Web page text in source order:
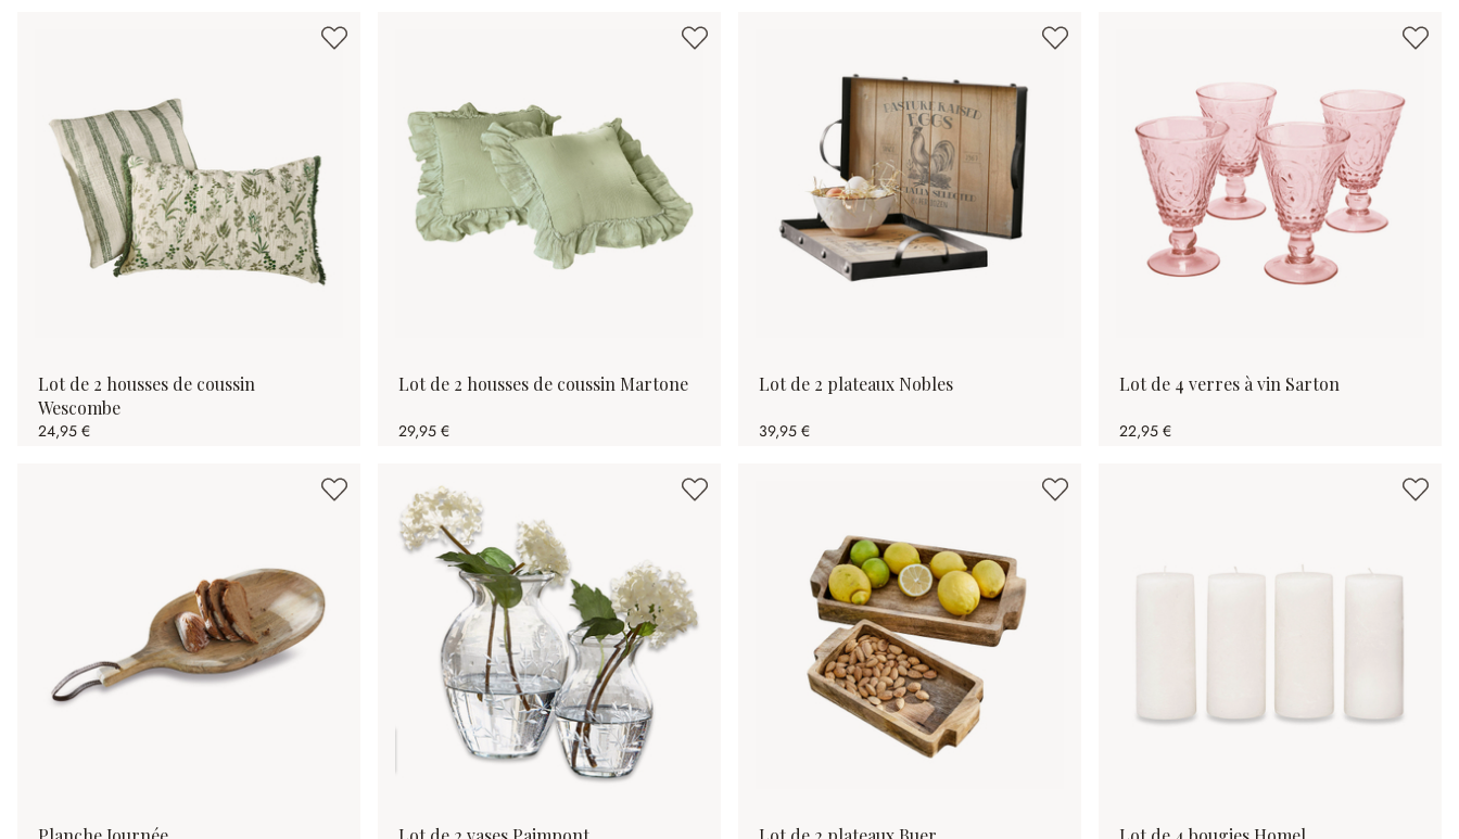
Lot de 2 housses de coussin
Wescombe
24,95 €
Lot de 2 housses de coussin Martone
29,95 €
Lot de 2 plateaux Nobles
39,95 €
Lot de 4 verres à vin Sarton
22,95 €